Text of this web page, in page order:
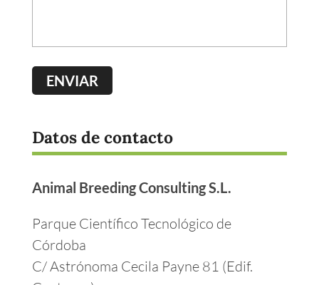
Datos de contacto
Animal Breeding Consulting S.L.
Parque Científico Tecnológico de
Córdoba
C/ Astrónoma Cecila Payne 81 (Edif.